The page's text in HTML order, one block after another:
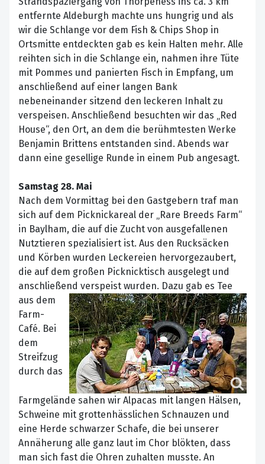
entfernte Aldeburgh machte uns hungrig und als
wir die Schlange vor dem Fish & Chips Shop in
Ortsmitte entdeckten gab es kein Halten mehr. Alle
reihten sich in die Schlange ein, nahmen ihre Tüte
mit Pommes und panierten Fisch in Empfang, um
anschließend auf einer langen Bank
nebeneinander sitzend den leckeren Inhalt zu
verspeisen. Anschließend besuchten wir das „Red
House“, den Ort, an dem die berühmtesten Werke
Benjamin Brittens entstanden sind. Abends war
dann eine gesellige Runde in einem Pub angesagt.
Samstag 28. Mai
Nach dem Vormittag bei den Gastgebern traf man
sich auf dem Picknickareal der „Rare Breeds Farm“
in Baylham, die auf die Zucht von ausgefallenen
Nutztieren spezialisiert ist. Aus den Rucksäcken
und Körben wurden Leckereien hervorgezaubert,
die auf dem großen Picknicktisch ausgelegt und
anschließend verspeist wurden. Dazu gab es Tee
aus dem
Farm-
Café. Bei
dem
Streifzug
durch das
Farmgelände sahen wir Alpacas mit langen Hälsen,
Schweine mit grottenhässlichen Schnauzen und
eine Herde schwarzer Schafe, die bei unserer
Annäherung alle ganz laut im Chor blökten, dass
man sich fast die Ohren zuhalten musste. An